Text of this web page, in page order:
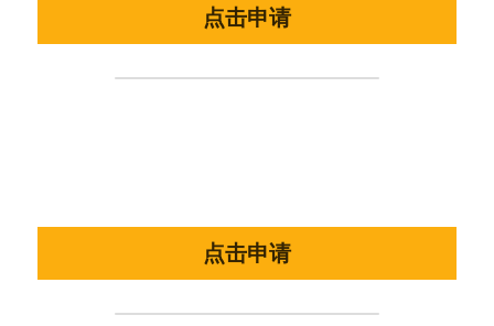
点击申请
点击申请